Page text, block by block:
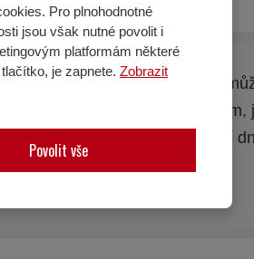
termostatu
o jediný stupeň
a úsporným
jen občas a v ostatní
Pro plnohodnotné
jsou však nutné povolit i
platformám některé
je zapnete. Zobrazit
Povolit vše